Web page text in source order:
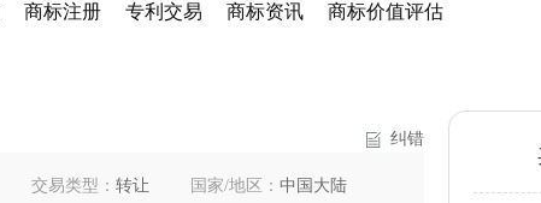
商标注册 专利交易 商标资讯 商标价值评估
纠错
交易类型： 转让 国家/地区： 中国大陆